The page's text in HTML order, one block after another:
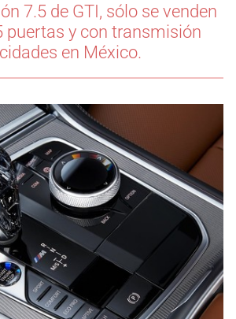
7.5 de GTI, sólo se venden
puertas y con transmisión
en México.